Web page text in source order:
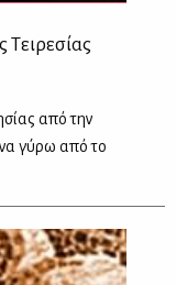
από την
γύρω από το